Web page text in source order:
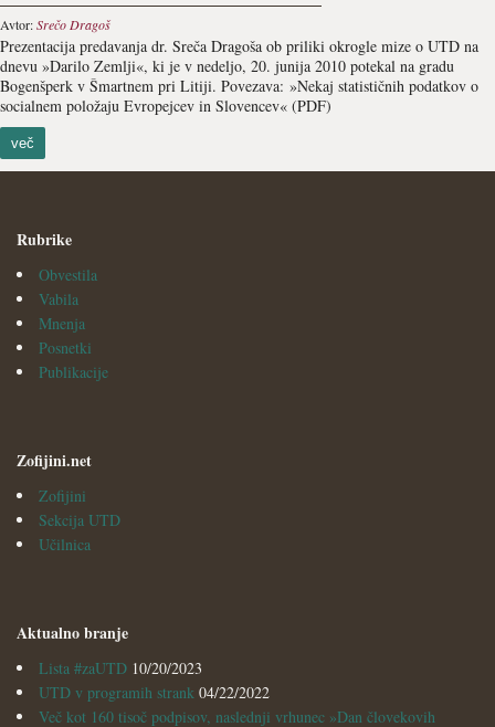
Avtor:Srečo Dragoš
Prezentacija predavanja dr. Sreča Dragoša ob priliki okrogle mize o UTD na
dnevu »Darilo Zemlji«, ki je v nedeljo, 20. junija 2010 potekal na gradu
Bogenšperk v Šmartnem pri Litiji. Povezava: »Nekaj statističnih podatkov o
socialnem položaju Evropejcev in Slovencev« (PDF)
več
Rubrike
Obvestila
Vabila
Mnenja
Posnetki
Publikacije
Zofijini.net
Zofijini
Sekcija UTD
Učilnica
Aktualno branje
Lista #zaUTD 10/20/2023
UTD v programih strank 04/22/2022
Več kot 160 tisoč podpisov, naslednji vrhunec »Dan človekovih